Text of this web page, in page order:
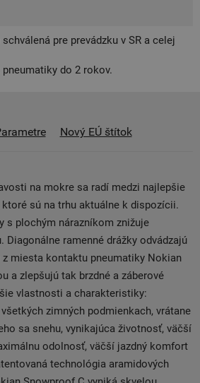
pre prevádzku v SR a celej
do 2 rokov.
Nový EÚ štítok
na mokre sa radí medzi najlepšie
sú na trhu aktuálne k dispozícii.
s plochým nárazníkom znižuje
Diagonálne ramenné drážky odvádzajú
z miesta kontaktu pneumatiky Nokian
a zlepšujú tak brzdné a záberové
vlastnosti a charakteristiky:
zimných podmienkach, vrátane
sa snehu, vynikajúca životnosť, väčší
odolnosť, väčší jazdný komfort
technológia aramidových